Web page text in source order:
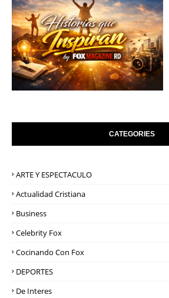
CATEGORIES
ARTE Y ESPECTACULO
Actualidad Cristiana
Business
Celebrity Fox
Cocinando Con Fox
DEPORTES
De Interes